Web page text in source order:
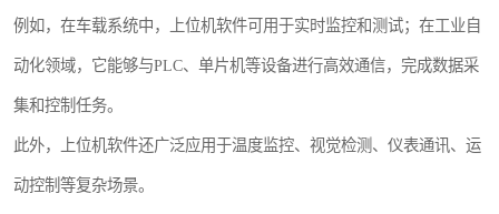
例如，在车载系统中，上位机软件可用于实时监控和测试；在工业自
动化领域，它能够与PLC、单片机等设备进行高效通信，完成数据采
集和控制任务。
此外，上位机软件还广泛应用于温度监控、视觉检测、仪表通讯、运
动控制等复杂场景。